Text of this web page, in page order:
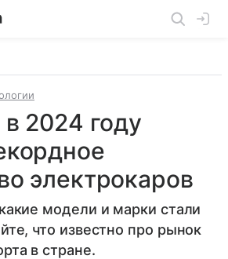
2024 году
электрокаров
модели и марки стали
что известно про рынок
в стране.